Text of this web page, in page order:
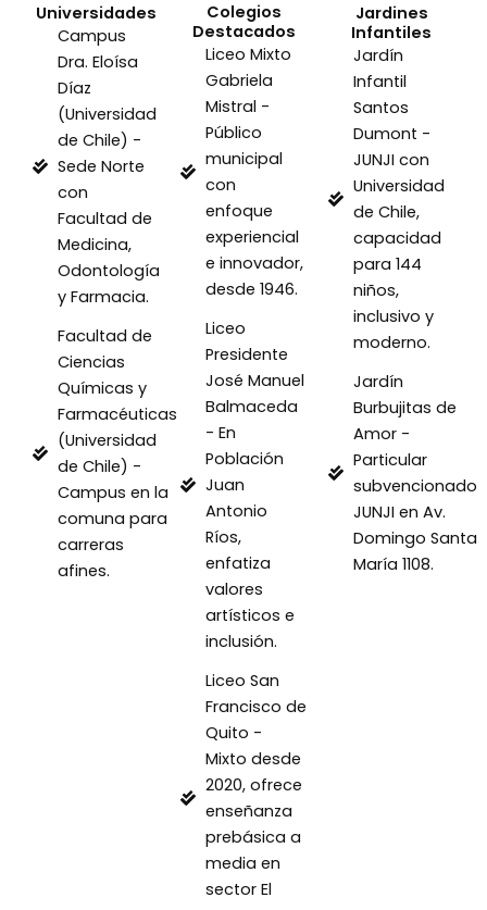
Universidades
Campus
Dra. Eloísa
Díaz
(Universidad
de Chile) -
Sede Norte
con
Facultad de
Medicina,
Odontología
y Farmacia.
Facultad de
Ciencias
Químicas y
Farmacéuticas
(Universidad
de Chile) -
Campus en la
comuna para
carreras
afines.
Colegios
Destacados
Liceo Mixto
Gabriela
Mistral -
Público
municipal
con
enfoque
experiencial
e innovador,
desde 1946.
Liceo
Presidente
José Manuel
Balmaceda
- En
Población
Juan
Antonio
Ríos,
enfatiza
valores
artísticos e
inclusión.
Liceo San
Francisco de
Quito -
Mixto desde
2020, ofrece
enseñanza
prebásica a
media en
sector El
Jardines
Infantiles
Jardín
Infantil
Santos
Dumont -
JUNJI con
Universidad
de Chile,
capacidad
para 144
niños,
inclusivo y
moderno.
Jardín
Burbujitas de
Amor -
Particular
subvencionado
JUNJI en Av.
Domingo Santa
María 1108.